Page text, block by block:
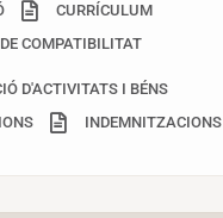
CURRÍCULUM
COMPATIBILITAT
D'ACTIVITATS I BÉNS
INDEMNITZACIONS